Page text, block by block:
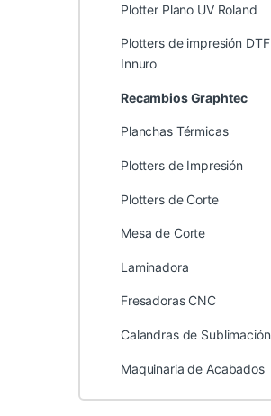
Plotter Plano UV Roland
Plotters de impresión DTF
Innuro
Recambios Graphtec
Planchas Térmicas
Plotters de Impresión
Plotters de Corte
Mesa de Corte
Laminadora
Fresadoras CNC
Calandras de Sublimación
Maquinaria de Acabados